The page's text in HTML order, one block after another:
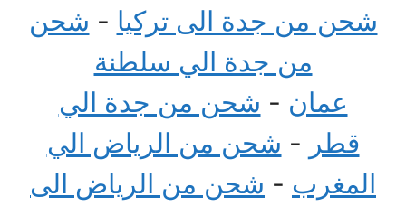
شحن من جدة الى تركيا - شحن
من جدة الي سلطنة
عمان - شحن من جدة الي
قطر - شحن من الرياض الي
المغرب - شحن من الرياض الى